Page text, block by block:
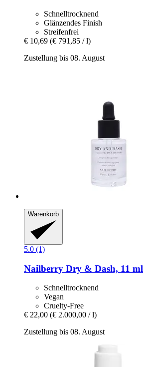
Schnelltrocknend
Glänzendes Finish
Streifenfrei
€ 10,69 (€ 791,85 / l)
Zustellung bis 08. August
Warenkorb
5.0 (1)
Nailberry Dry & Dash, 11 ml
Schnelltrocknend
Vegan
Cruelty-Free
€ 22,00 (€ 2.000,00 / l)
Zustellung bis 08. August